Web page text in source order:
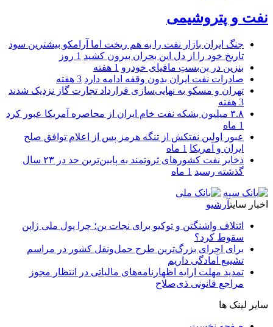
نفت و پتروشیمی
جنگ ایران بازار نفت را به هم ریخت اما آرامکو بیشترین سود
تاریخ خود را از دل این بحران بیرون کشید 1 روز
بنزین در بن‌بستِ مافیای خودرو 1 هفته
صادرات نفت ایران بدون وقفه ادامه دارد 3 هفته
تهران و مسکو به نهایی‌سازی قرارداد تجارت گاز نزدیک شدند
3 هفته
۳.۸ میلیون بشکه نفت خام ایران از محاصره آمریکا عبور کرد
1 ماه
عبور اولین نفتکش از تنگه هرمز پس از اعلام توافق صلح
ایران و آمریکا 1 ماه
ذخایر نفت کشورهای ثروتمند به پایین‌ترین حد در ۲۳ سال
گذشته رسید 1 ماه
اخبار سایتآرشیو
ائتلاف واشنگتن و توکیو برای نجات ین؛ چرا پول ملی ژاپن
سقوط کرد؟
برای اجرای بزرگ‌ترین طرح حمل‌ونقل کشور در مراسم
تشییع آمادگی داریم
تمدید مهلت ارایه اظهارنامه‌های مالیاتی در انتظار مجوز
مراجع قانونی ذی‌‏صلاح
سایر لینک ها